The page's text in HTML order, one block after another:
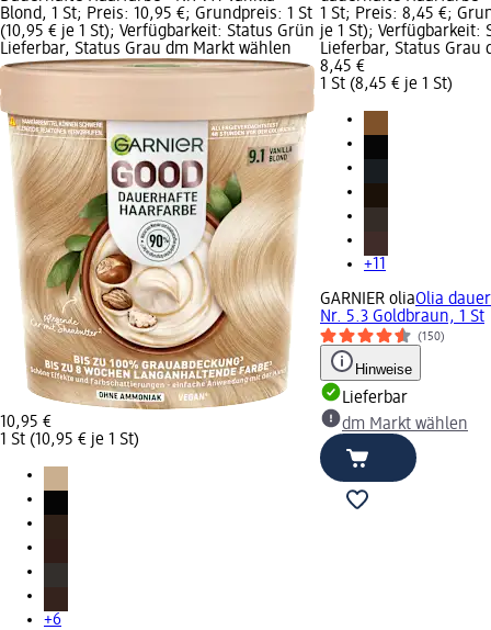
Blond, 1 St; Preis: 10,95 €; Grundpreis: 1 St
(10,95 € je 1 St); Verfügbarkeit: Status Grün
Lieferbar, Status Grau dm Markt wählen
10,95 €
1 St (10,95 € je 1 St)
+6
1 St; Preis: 8,45 €;
je 1 St); Verfügbarkeit:
Lieferbar, Status Grau
8,45 €
1 St (8,45 € je 1 St)
+11
GARNIER oliaOlia
Nr. 5.3 Goldbraun, 1 St
(150)
Hinweise
Lieferbar
dm Markt wählen